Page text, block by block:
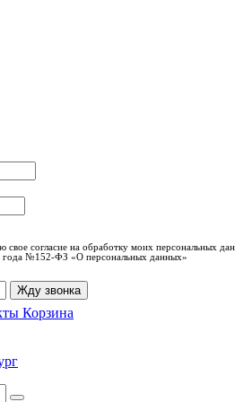
согласие на обработку моих персональных
года №152-ФЗ «О персональных данных»
Жду звонка
Корзина